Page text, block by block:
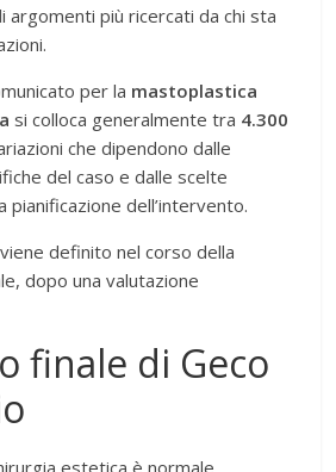
argomenti più ricercati da chi sta
per la mastoplastica
si colloca generalmente tra 4.300
che dipendono dalle
del caso e dalle scelte
dell’intervento.
definito nel corso della
dopo una valutazione
finale di Geco